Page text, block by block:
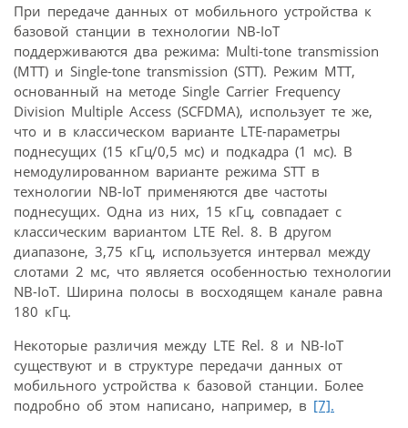
При передаче данных от мобильного устройства к
базовой станции в технологии NB-IoT
поддерживаются два режима: Multi-tone transmission
(MTT) и Single-tone transmission (STT). Режим MTT,
основанный на методе Single Carrier Frequency
Division Multiple Access (SCFDMA), использует те же,
что и в классическом варианте LTE-параметры
поднесущих (15 кГц/0,5 мс) и подкадра (1 мс). В
немодулированном варианте режима STT в
технологии NB-IoT применяются две частоты
поднесущих. Одна из них, 15 кГц, совпадает с
классическим вариантом LTE Rel. 8. В другом
диапазоне, 3,75 кГц, используется интервал между
слотами 2 мс, что является особенностью технологии
NB-IoT. Ширина полосы в восходящем канале равна
180 кГц.
Некоторые различия между LTE Rel. 8 и NB-IoT
существуют и в структуре передачи данных от
мобильного устройства к базовой станции. Более
подробно об этом написано, например, в [7].